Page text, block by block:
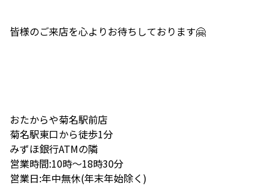
皆様のご来店を心よりお待ちしております🤗
おたからや菊名駅前店
菊名駅東口から徒歩1分
みずほ銀行ATMの隣
営業時間:10時〜18時30分
営業日:年中無休(年末年始除く)